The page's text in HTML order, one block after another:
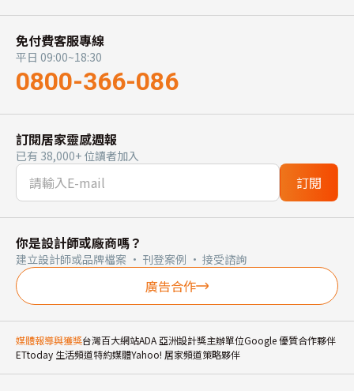
免付費客服專線
平日 09:00~18:30
0800-366-086
訂閱居家靈感週報
已有 38,000+ 位讀者加入
訂閱
你是設計師或廠商嗎？
建立設計師或品牌檔案 · 刊登案例 · 接受諮詢
廣告合作
媒體報導與獲獎台灣百大網站ADA 亞洲設計獎主辦單位Google 優質合作夥伴
ETtoday 生活頻道特約媒體Yahoo! 居家頻道策略夥伴